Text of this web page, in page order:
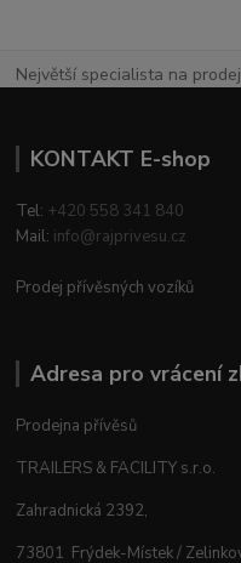
Největší specialista na
KONTAKT E-shop
Tel: +420 558 341 840
Mail: info@rajprivesu.cz
Prodej přívěsných vozíků
Adresa pro vrácení
Prodejna přívěsů
TRAILERS & FACILITY s.r.o.
Zahradnická 2392,
73801 Frýdek-Místek /